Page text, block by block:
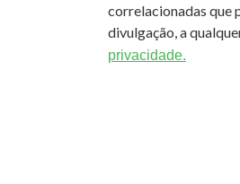
correlacionadas que
divulgação, a
privacidade.